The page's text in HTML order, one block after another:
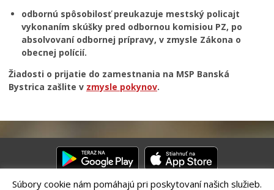
Pomoc pre Ukrajinu
odbornú spôsobilosť preukazuje mestský policajt
vykonaním skúšky pred odbornou komisiou PZ, po
absolvovaní odbornej prípravy, v zmysle Zákona o
obecnej polícií.
Žiadosti o prijatie do zamestnania na MSP Banská
Bystrica zašlite v zmysle pokynov.
Súbory cookie nám pomáhajú pri poskytovaní našich služieb.